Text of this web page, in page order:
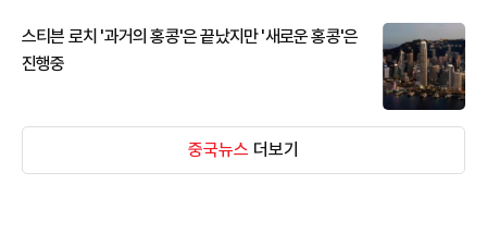
스티븐 로치 '과거의 홍콩'은 끝났지만 '새로운 홍콩'은
진행중
중국뉴스 더보기